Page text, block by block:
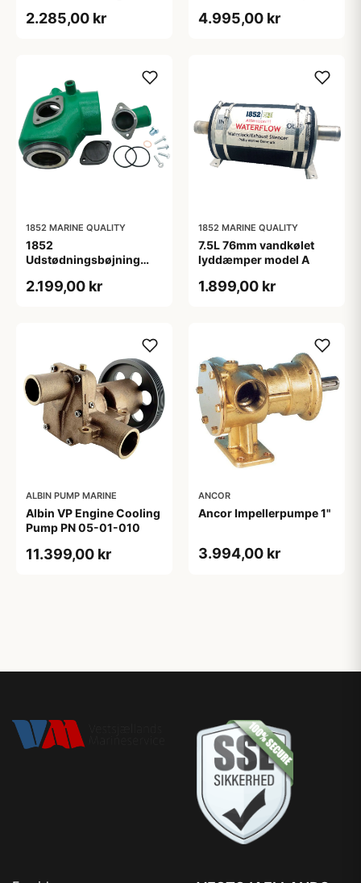
2.285,00 kr 4.995,00 kr
1852 MARINE QUALITY
1852
Udstødningsbøjning
21684826
2.199,00 kr
1852 MARINE QUALITY
7.5L 76mm vandkølet
lyddæmper model A
1.899,00 kr
ALBIN PUMP MARINE
Albin VP Engine Cooling
Pump PN 05-01-010
11.399,00 kr
ANCOR
Ancor Impellerpumpe 1"
3.994,00 kr